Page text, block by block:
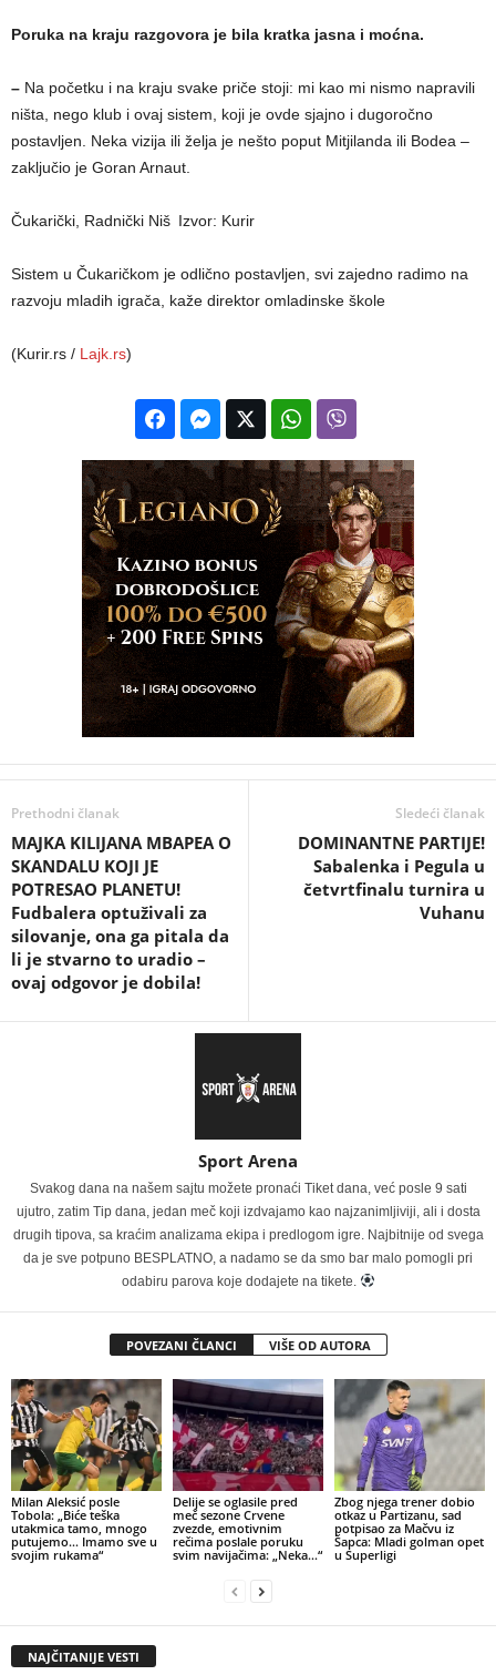
Poruka na kraju razgovora je bila kratka jasna i moćna.
– Na početku i na kraju svake priče stoji: mi kao mi nismo napravili
ništa, nego klub i ovaj sistem, koji je ovde sjajno i dugoročno
postavljen. Neka vizija ili želja je nešto poput Mitjilanda ili Bodea –
zaključio je Goran Arnaut.
Čukarički, Radnički Niš Izvor: Kurir
Sistem u Čukaričkom je odlično postavljen, svi zajedno radimo na
razvoju mladih igrača, kaže direktor omladinske škole
(Kurir.rs / Lajk.rs)
Prethodni članak
MAJKA KILIJANA MBAPEA O
SKANDALU KOJI JE
POTRESAO PLANETU!
Fudbalera optuživali za
silovanje, ona ga pitala da
li je stvarno to uradio –
ovaj odgovor je dobila!
Sledeći članak
DOMINANTNE PARTIJE!
Sabalenka i Pegula u
četvrtfinalu turnira u
Vuhanu
Sport Arena
Svakog dana na našem sajtu možete pronaći Tiket dana, već posle 9 sati
ujutro, zatim Tip dana, jedan meč koji izdvajamo kao najzanimljiviji, ali i dosta
drugih tipova, sa kraćim analizama ekipa i predlogom igre. Najbitnije od svega
da je sve potpuno BESPLATNO, a nadamo se da smo bar malo pomogli pri
odabiru parova koje dodajete na tikete.
POVEZANI ČLANCI VIŠE OD AUTORA
Milan Aleksić posle
Tobola: „Biće teška
utakmica tamo, mnogo
putujemo… Imamo sve u
svojim rukama“
Delije se oglasile pred
meč sezone Crvene
zvezde, emotivnim
rečima poslale poruku
svim navijačima: „Neka…“
Zbog njega trener dobio
otkaz u Partizanu, sad
potpisao za Mačvu iz
Šapca: Mladi golman opet
u Superligi
NAJČITANIJE VESTI